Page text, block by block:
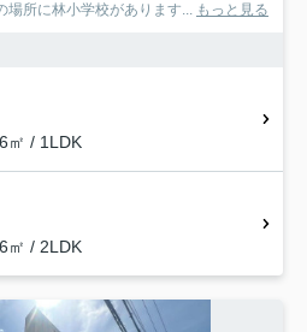
場所に林小学校があります... もっと見る
㎡ / 1LDK
㎡ / 2LDK